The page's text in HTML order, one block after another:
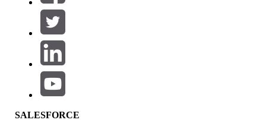
選取篩選
產品區域
功能影響
SALESFORCE